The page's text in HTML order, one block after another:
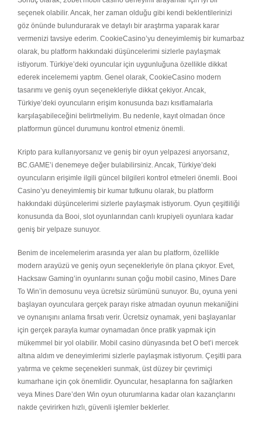
seçenek olabilir. Ancak, her zaman olduğu gibi kendi beklentilerinizi
göz önünde bulundurarak ve detaylı bir araştırma yaparak karar
vermenizi tavsiye ederim. CookieCasino’yu deneyimlemiş bir kumarbaz
olarak, bu platform hakkındaki düşüncelerimi sizlerle paylaşmak
istiyorum. Türkiye’deki oyuncular için uygunluğuna özellikle dikkat
ederek incelememi yaptım. Genel olarak, CookieCasino modern
tasarımı ve geniş oyun seçenekleriyle dikkat çekiyor. Ancak,
Türkiye’deki oyuncuların erişim konusunda bazı kısıtlamalarla
karşılaşabileceğini belirtmeliyim. Bu nedenle, kayıt olmadan önce
platformun güncel durumunu kontrol etmeniz önemli.
Kripto para kullanıyorsanız ve geniş bir oyun yelpazesi arıyorsanız,
BC.GAME’i denemeye değer bulabilirsiniz. Ancak, Türkiye’deki
oyuncuların erişimle ilgili güncel bilgileri kontrol etmeleri önemli. Booi
Casino’yu deneyimlemiş bir kumar tutkunu olarak, bu platform
hakkındaki düşüncelerimi sizlerle paylaşmak istiyorum. Oyun çeşitliliği
konusunda da Booi, slot oyunlarından canlı krupiyeli oyunlara kadar
geniş bir yelpaze sunuyor.
Benim de incelemelerim arasında yer alan bu platform, özellikle
modern arayüzü ve geniş oyun seçenekleriyle ön plana çıkıyor. Evet,
Hacksaw Gaming’in oyunlarını sunan çoğu mobil casino, Mines Dare
To Win’in demosunu veya ücretsiz sürümünü sunuyor. Bu, oyuna yeni
başlayan oyunculara gerçek parayı riske atmadan oyunun mekaniğini
ve oynanışını anlama fırsatı verir. Ücretsiz oynamak, yeni başlayanlar
için gerçek parayla kumar oynamadan önce pratik yapmak için
mükemmel bir yol olabilir. Mobil casino dünyasında bet O bet’i mercek
altına aldım ve deneyimlerimi sizlerle paylaşmak istiyorum. Çeşitli para
yatırma ve çekme seçenekleri sunmak, üst düzey bir çevrimiçi
kumarhane için çok önemlidir. Oyuncular, hesaplarına fon sağlarken
veya Mines Dare’den Win oyun oturumlarına kadar olan kazançlarını
nakde çevirirken hızlı, güvenli işlemler beklerler.